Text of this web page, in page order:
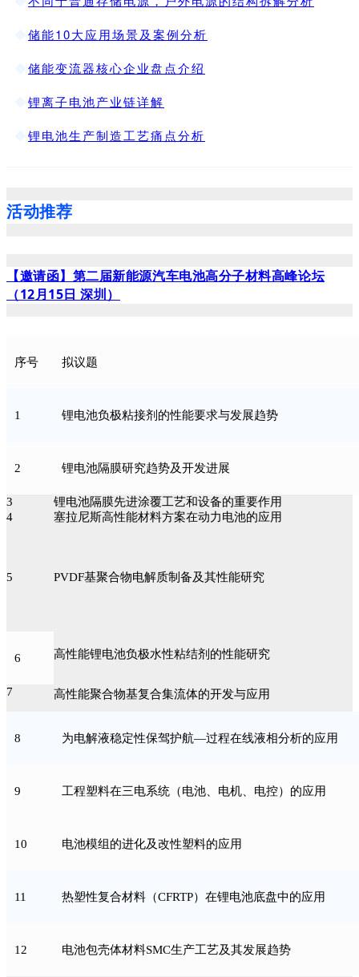
储能10大应用场景及案例分析
储能变流器核心企业盘点介绍
锂离子电池产业链详解
锂电池生产制造工艺痛点分析
活动推荐
【邀请函】第二届新能源汽车电池高分子材料高峰论坛
（12月15日 深圳）
序号 拟议题
1 锂电池负极粘接剂的性能要求与发展趋势
2 锂电池隔膜研究趋势及开发进展
3
锂电池隔膜先进涂覆工艺和设备的重要作用
4
塞拉尼斯高性能材料方案在动力电池的应用
5 PVDF基聚合物电解质制备及其性能研究
6 高性能锂电池负极水性粘结剂的性能研究
7 高性能聚合物基复合集流体的开发与应用
8 为电解液稳定性保驾护航—过程在线液相分析的应用
9 工程塑料在三电系统（电池、电机、电控）的应用
10 电池模组的进化及改性塑料的应用
11 热塑性复合材料（CFRTP）在锂电池底盘中的应用
12 电池包壳体材料SMC生产工艺及其发展趋势